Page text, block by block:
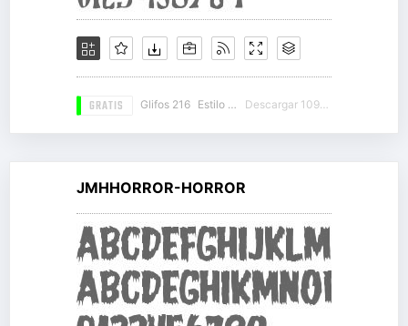
GRATIS Glifos 216 Estilo 10 Descargar 10988
JMHHORROR-HORROR